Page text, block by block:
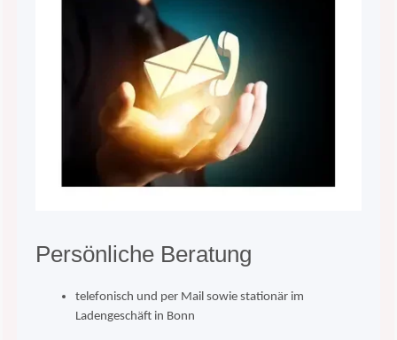
Persönliche Beratung
telefonisch und per Mail sowie stationär im
Ladengeschäft in Bonn